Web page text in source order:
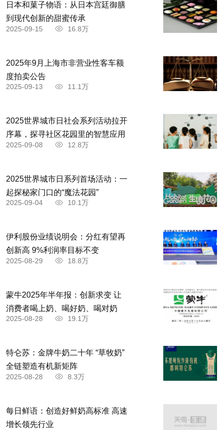
日本和菓子物语：从日本宫廷御膳
到现代创新的甜蜜传承
2025-09-15 16.8万
2025年9月上海市非营业性客车额
度拍卖公告
2025-09-13 11.1万
2025世界城市日社会系列活动拉开
序幕，探寻社区花园里的智慧应用
2025-09-08 12.8万
2025世界城市日系列首场活动：一
起探秘家门口的“魔法花园”
2025-09-04 10.1万
伊利股份业绩说明会：分红有望再
创新高 9%利润率目标不变
2025-08-29 18.8万
蒙牛2025年半年报：创新求变 让
消费者喝上奶、喝好奶、喝对奶
2025-08-28 19.1万
特仑苏：金牌牛奶二十年 “草牧奶”
全链塑造有机新矩阵
2025-08-28 8.3万
每日鲜语：创造好鲜奶高标准 高速
增长领先行业